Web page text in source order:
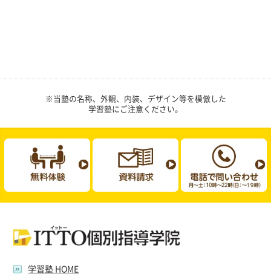
※当塾の名称、外観、内装、デザイン等を模倣した
学習塾にご注意ください。
学習塾 HOME